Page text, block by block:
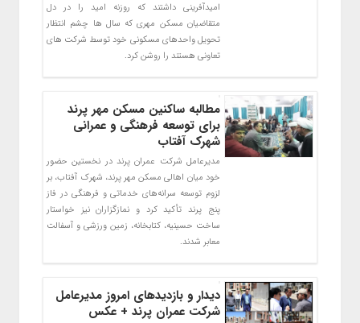
امیدآفرینی داشتند که روزنه امید را در دل
متقاضیان مسکن مهری که سال ها چشم انتظار
تحویل واحدهای مسکونی خود توسط شرکت های
تعاونی هستند را روشن کرد.
مطالبه ساکنین مسکن مهر پرند
برای توسعه فرهنگی و عمرانی
شهرک آفتاب
مدیرعامل شرکت عمران پرند در نخستین حضور
خود میان اهالی مسکن مهر پرند، شهرک آفتاب، بر
لزوم توسعه سرانه‌های خدماتی و فرهنگی در فاز
پنج پرند تأکید کرد و نمازگزاران نیز خواستار
ساخت حسینیه، کتابخانه، زمین ورزشی و آسفالت
معابر شدند.
دیدار و بازدیدهای امروز مدیرعامل
شرکت عمران پرند + عکس